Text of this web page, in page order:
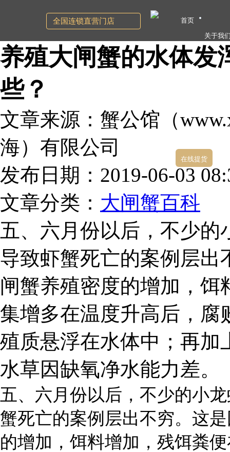
养殖大闸蟹的水体发
些？
文章来源：蟹公馆（
海）有限公司
发布日期：2019-06-03
文章分类： 大闸蟹百科
五、六月份以后，不少
导致虾蟹死亡的案例层出
闸蟹养殖密度的增加，
集增多在温度升高后，腐
殖质悬浮在水体中；再加
水草因缺氧净水能力差。
五、六月份以后，不少的小
蟹死亡的案例层出不穷。这
的增加，饵料增加，残饵粪
全国连锁直营门店
首页
关于我
在线提货